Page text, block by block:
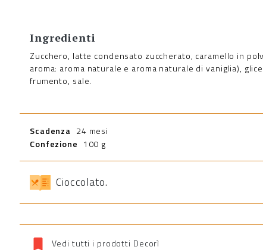
Ingredienti
Zucchero, latte condensato zuccherato, caramello in
aroma: aroma naturale e aroma naturale di vaniglia),
frumento, sale.
Scadenza 24 mesi
Confezione 100 g
Cioccolato.
Vedi tutti i prodotti Decorì